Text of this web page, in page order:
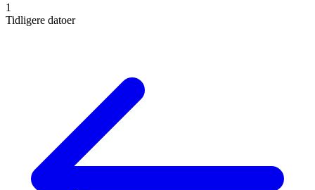
1
Tidligere datoer